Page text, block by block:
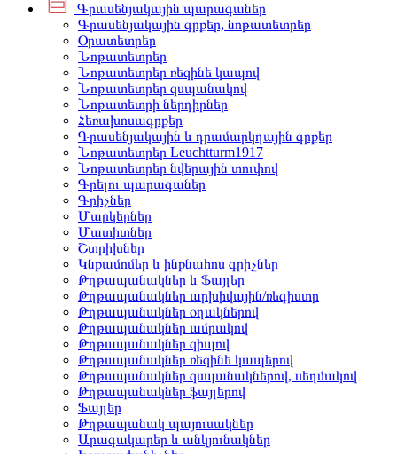
Գրասենյակային պարագաներ
Գրասենյակային գրքեր, նոթատետրեր
Օրատետրեր
Նոթատետրեր
Նոթատետրեր ռեզինե կապով
Նոթատետրեր զսպանակով
Նոթատետրի ներդիրներ
Հեռախոսագրքեր
Գրասենյակային և դրամարկղային գրքեր
Նոթատետրեր Leuchtturm1917
Նոթատետրեր նվերային տուփով
Գրելու պարագաներ
Գրիչներ
Մարկերներ
Մատիտներ
Շտրիխներ
Կնքամոմեր և ինքնահոս գրիչներ
Թղթապանակներ և Ֆայլեր
Թղթապանակներ արխիվային/ռեգիստր
Թղթապանակներ օղակներով
Թղթապանակներ ամրակով
Թղթապանակներ զիպով
Թղթապանակներ ռեզինե կապերով
Թղթապանակներ զսպանակներով, սեղմակով
Թղթապանակներ ֆայլերով
Ֆայլեր
Թղթապանակ պայուսակներ
Արագակարեր և անկյունակներ